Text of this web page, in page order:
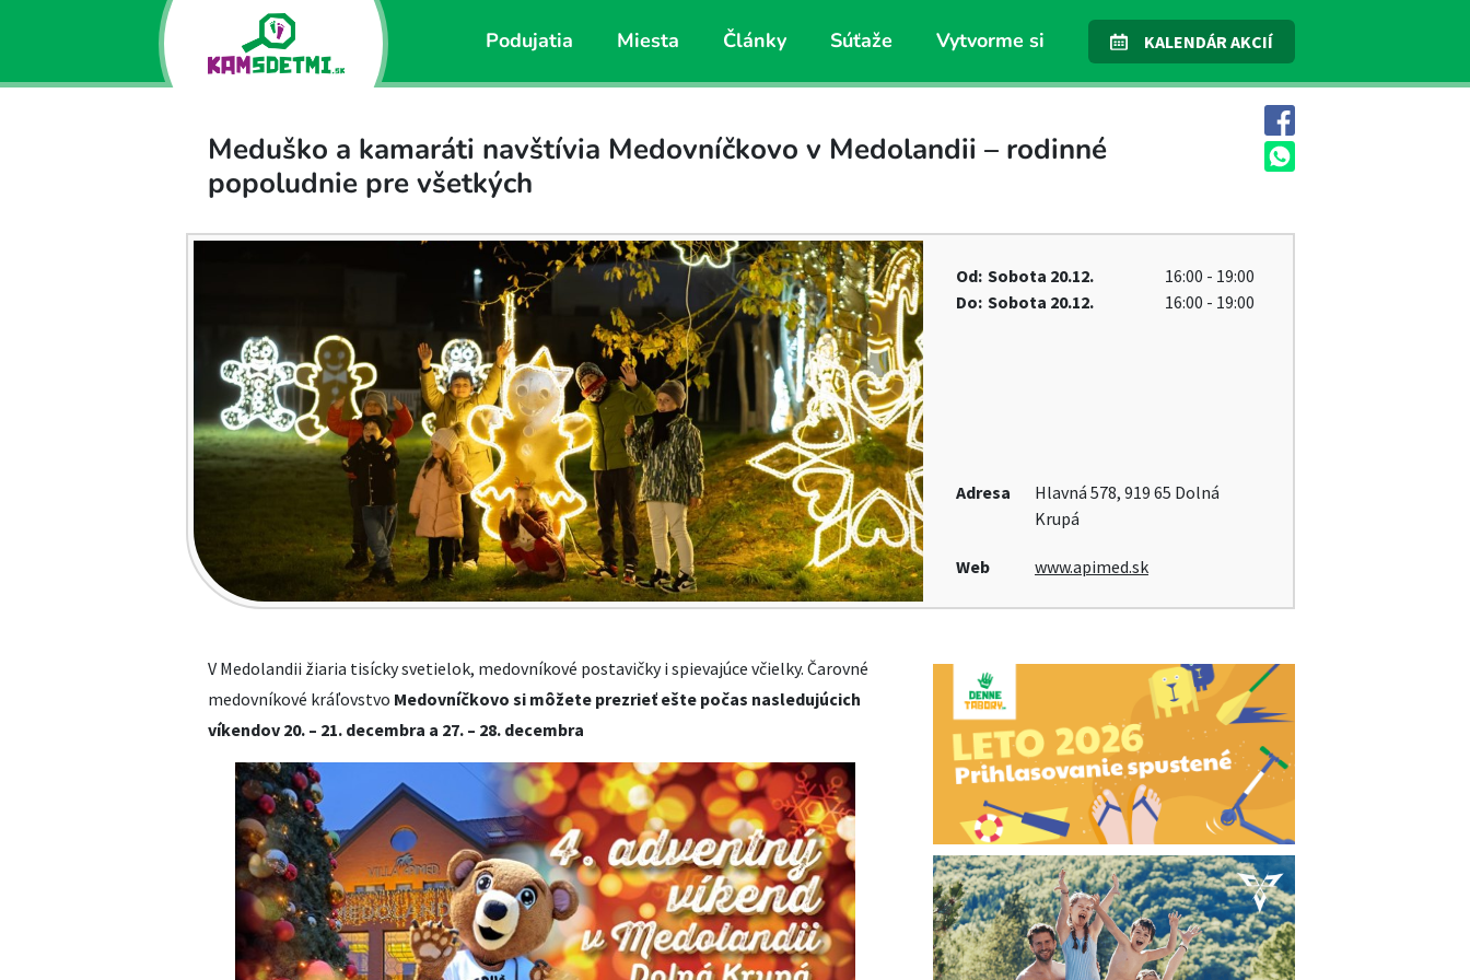
Podujatia Miesta Články Súťaže Vytvorme si KALENDÁR AKCIÍ
Meduško a kamaráti navštívia Medovníčkovo v Medolandii – rodinné
popoludnie pre všetkých
Od: Sobota 20.12.
16:00 - 19:00
Do: Sobota 20.12. 16:00 - 19:00
Adresa
Hlavná 578, 919 65 Dolná
Krupá
Web www.apimed.sk
V Medolandii žiaria tisícky svetielok, medovníkové postavičky i spievajúce včielky. Čarovné
medovníkové kráľovstvo Medovníčkovo si môžete prezrieť ešte počas nasledujúcich
víkendov 20. – 21. decembra a 27. – 28. decembra